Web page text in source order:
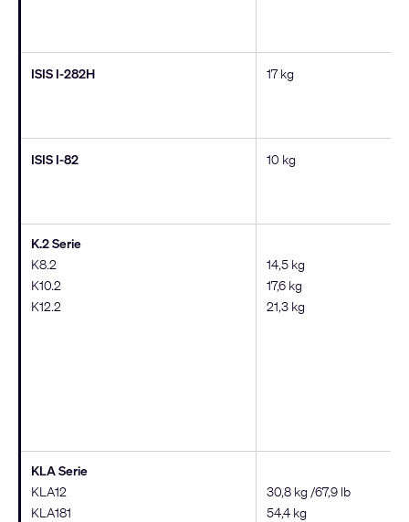
ISIS I-282H 17 kg
ISIS I-82 10 kg
K.2 Serie
K8.2
K10.2
K12.2
14,5 kg
17,6 kg
21,3 kg
KLA Serie
KLA12
KLA181
30,8 kg /67,9 lb
54,4 kg